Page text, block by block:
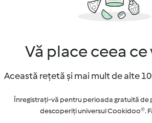
Vă place ceea
Această rețetă și mai mult de alte
Înregistrați-vă pentru perioada gratuită de
descoperiți universul Cookidoo®.